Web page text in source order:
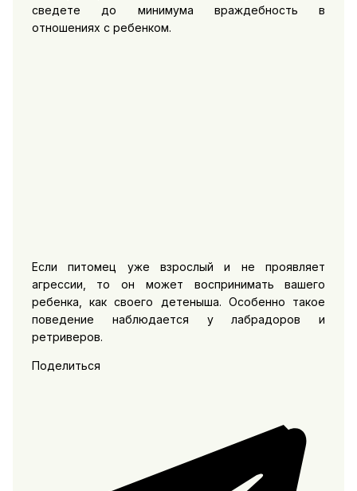
сведете до минимума враждебность в
отношениях с ребенком.
Если питомец уже взрослый и не проявляет
агрессии, то он может воспринимать вашего
ребенка, как своего детеныша. Особенно такое
поведение наблюдается у лабрадоров и
ретриверов.
Поделиться